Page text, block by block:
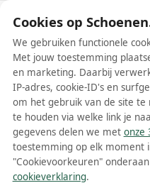
Moonboot
Meer lezen
Cookies op
We gebruiken functionele
Met jouw toestemming
en marketing. Daarbij
IP-adres, cookie-ID's en
om het gebruik van de site
te houden via welke link je
gegevens delen we met onze
toestemming op elk moment
"Cookievoorkeuren"
cookieverklaring.